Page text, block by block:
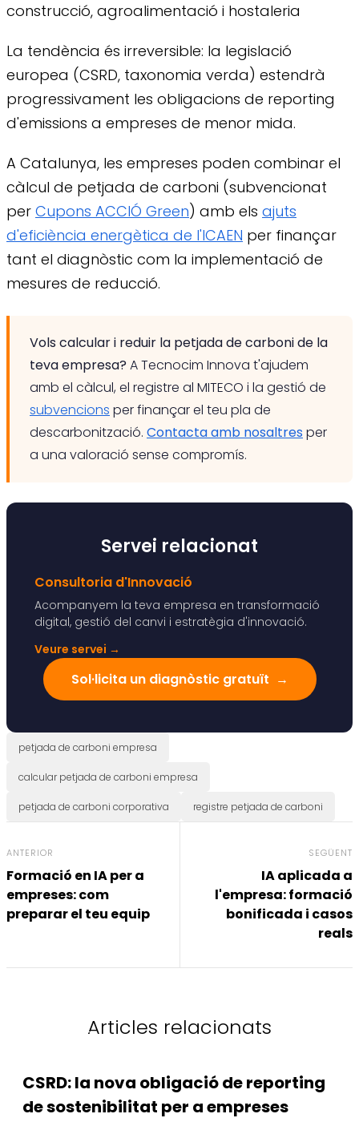
construcció, agroalimentació i hostaleria
La tendència és irreversible: la legislació
europea (CSRD, taxonomia verda) estendrà
progressivament les obligacions de reporting
d'emissions a empreses de menor mida.
A Catalunya, les empreses poden combinar el
càlcul de petjada de carboni (subvencionat
per Cupons ACCIÓ Green) amb els ajuts
d'eficiència energètica de l'ICAEN per finançar
tant el diagnòstic com la implementació de
mesures de reducció.
Vols calcular i reduir la petjada de carboni de la
teva empresa? A Tecnocim Innova t'ajudem
amb el càlcul, el registre al MITECO i la gestió de
subvencions per finançar el teu pla de
descarbonització. Contacta amb nosaltresper
a una valoració sense compromís.
Servei relacionat
Consultoria d'Innovació
Acompanyem la teva empresa en transformació
digital, gestió del canvi i estratègia d'innovació.
Veure servei →
Sol·licita un diagnòstic gratuït →
petjada de carboni empresa
calcular petjada de carboni empresa
petjada de carboni corporativa registre petjada de carboni
ANTERIOR
Formació en IA per a
empreses: com
preparar el teu equip
SEGÜENT
IA aplicada a
l'empresa: formació
bonificada i casos
reals
Articles relacionats
Normativa
CSRD: la nova obligació de reporting
de sostenibilitat per a empreses